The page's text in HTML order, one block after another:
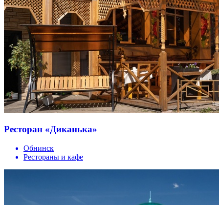
Ресторан «Диканька»
Обнинск
Рестораны и кафе